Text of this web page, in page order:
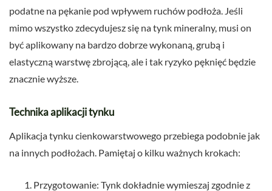
podatne na pękanie pod wpływem ruchów podłoża. Jeśli
mimo wszystko zdecydujesz się na tynk mineralny, musi on
być aplikowany na bardzo dobrze wykonaną, grubą i
elastyczną warstwę zbrojącą, ale i tak ryzyko pęknięć będzie
znacznie wyższe.
Technika aplikacji tynku
Aplikacja tynku cienkowarstwowego przebiega podobnie jak
na innych podłożach. Pamiętaj o kilku ważnych krokach:
Przygotowanie: Tynk dokładnie wymieszaj zgodnie z